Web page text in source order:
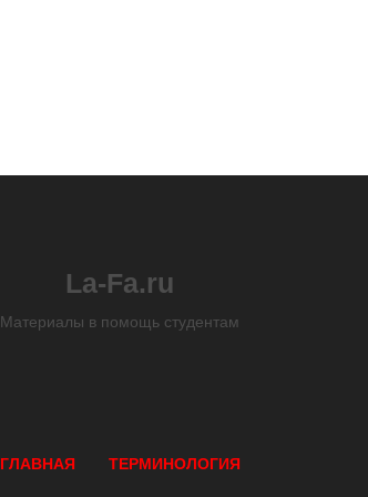
La-Fa.ru
Материалы в помощь студентам
ГЛАВНАЯ ТЕРМИНОЛОГИЯ